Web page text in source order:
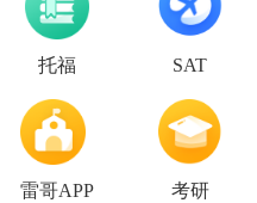
托福 SAT
雷哥APP 考研